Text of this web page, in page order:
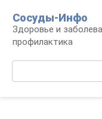
контенту
Сосуды-Инфо
Здоровье и
профилактика